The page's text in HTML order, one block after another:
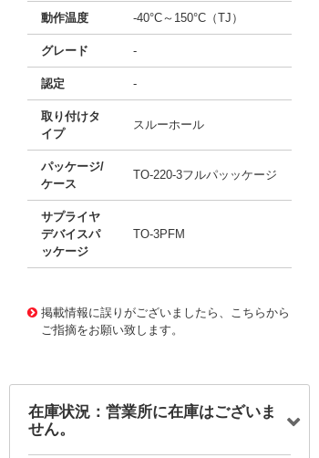
動作温度 -40°C～150°C（TJ）
グレード -
認定 -
取り付けタ
イプ
スルーホール
パッケージ/
ケース
TO-220-3フルパッッケージ
サプライヤ
デバイスパ
ッケージ
TO-3PFM
掲載情報に誤りがございましたら、こちらから
ご指摘をお願い致します。
在庫状況：営業所に在庫はございま
せん。